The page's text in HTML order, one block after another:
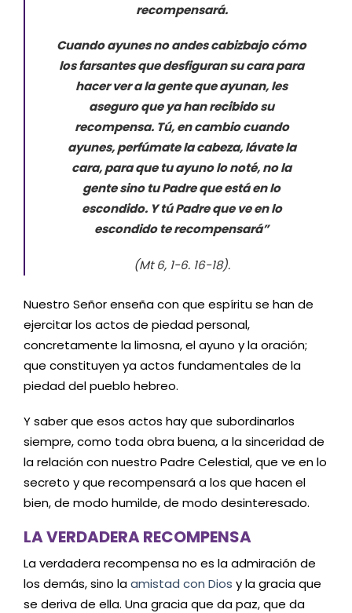
recompensará.
Cuando ayunes no andes cabizbajo cómo
los farsantes que desfiguran su cara para
hacer ver a la gente que ayunan, les
aseguro que ya han recibido su
recompensa. Tú, en cambio cuando
ayunes, perfúmate la cabeza, lávate la
cara, para que tu ayuno lo noté, no la
gente sino tu Padre que está en lo
escondido. Y tú Padre que ve en lo
escondido te recompensará”
(Mt 6, 1-6. 16-18).
Nuestro Señor enseña con que espíritu se han de
ejercitar los actos de piedad personal,
concretamente la limosna, el ayuno y la oración;
que constituyen ya actos fundamentales de la
piedad del pueblo hebreo.
Y saber que esos actos hay que subordinarlos
siempre, como toda obra buena, a la sinceridad de
la relación con nuestro Padre Celestial, que ve en lo
secreto y que recompensará a los que hacen el
bien, de modo humilde, de modo desinteresado.
LA VERDADERA RECOMPENSA
La verdadera recompensa no es la admiración de
los demás, sino laamistad con Dios y la gracia que
se deriva de ella. Una gracia que da paz, que da